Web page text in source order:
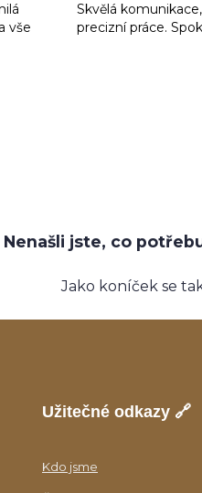
vše
Skvělá
precizní práce.
Nenašli jste, co
Jako koníček se
Užitečné odkazy 🔗
Kdo jsme